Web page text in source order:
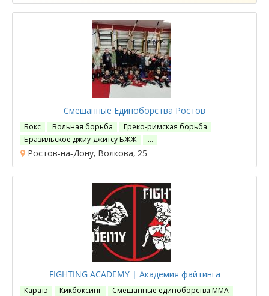
Смешанные Единоборства Ростов
Бокс Вольная борьба
Греко-римская борьба
Бразильское джиу-джитсу БЖЖ
…
Ростов-на-Дону, Волкова, 25
FIGHTING ACADEMY | Академия файтинга
Каратэ Кикбоксинг
Смешанные единоборства ММА